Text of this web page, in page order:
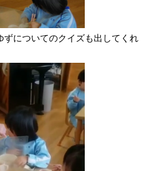
ずについてのクイズも出してくれ